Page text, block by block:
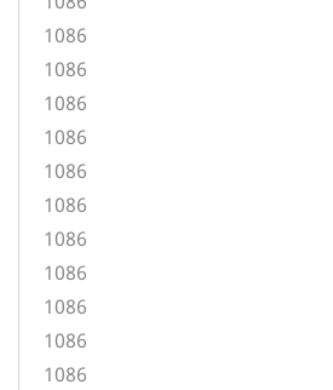
1086
1086
1086
1086
1086
1086
1086
1086
1086
1086
1086